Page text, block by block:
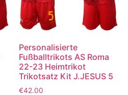
Personalisierte
Fußballtrikots AS Roma
22-23 Heimtrikot
Trikotsatz Kit J.JESUS 5
€42.00